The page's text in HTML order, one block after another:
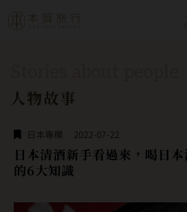
人物故事
日本專欄 2022-07-22
日本清酒新手看過來，喝日
的6大知識